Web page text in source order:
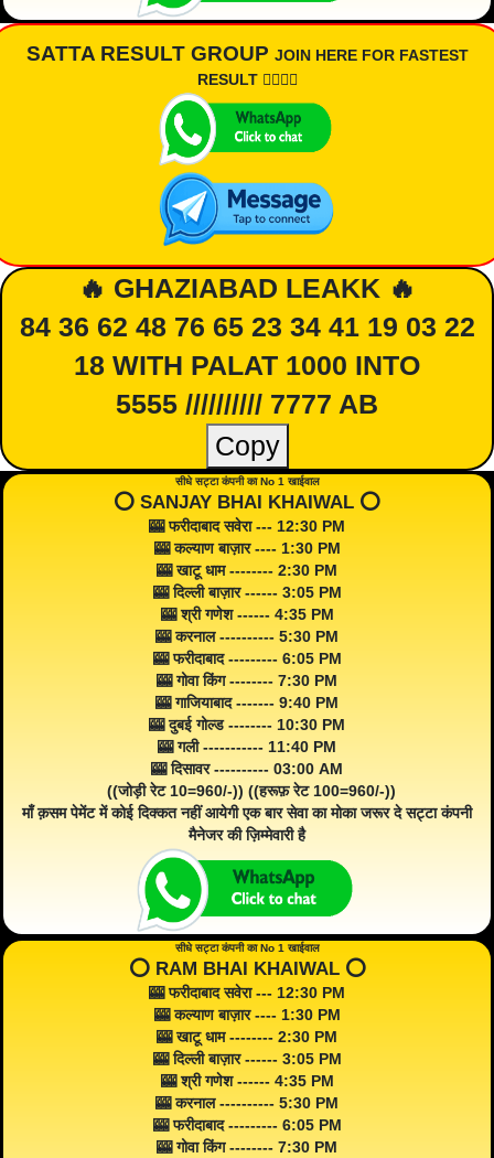
SATTA RESULT GROUP JOIN HERE FOR FASTEST
RESULT 👇🏾👇🏾
🔥 GHAZIABAD LEAKK 🔥
84 36 62 48 76 65 23 34 41 19 03 22
18 WITH PALAT 1000 INTO
5555 ////////// 7777 AB
Copy
सीधे सट्टा कंपनी का No 1 खाईवाल
⭕️ SANJAY BHAI KHAIWAL ⭕️
🎰 फरीदाबाद सवेरा --- 12:30 PM
🎰 कल्याण बाज़ार ---- 1:30 PM
🎰 खाटू धाम -------- 2:30 PM
🎰 दिल्ली बाज़ार ------ 3:05 PM
🎰 श्री गणेश ------ 4:35 PM
🎰 करनाल ---------- 5:30 PM
🎰 फरीदाबाद --------- 6:05 PM
🎰 गोवा किंग -------- 7:30 PM
🎰 गाजियाबाद ------- 9:40 PM
🎰 दुबई गोल्ड -------- 10:30 PM
🎰 गली ----------- 11:40 PM
🎰 दिसावर ---------- 03:00 AM
((जोड़ी रेट 10=960/-)) ((हरूफ़ रेट 100=960/-))
माँ क़सम पेमेंट में कोई दिक्कत नहीं आयेगी एक बार सेवा का मोका जरूर दे सट्टा कंपनी
मैनेजर की ज़िम्मेवारी है
सीधे सट्टा कंपनी का No 1 खाईवाल
⭕️ RAM BHAI KHAIWAL ⭕️
🎰 फरीदाबाद सवेरा --- 12:30 PM
🎰 कल्याण बाज़ार ---- 1:30 PM
🎰 खाटू धाम -------- 2:30 PM
🎰 दिल्ली बाज़ार ------ 3:05 PM
🎰 श्री गणेश ------ 4:35 PM
🎰 करनाल ---------- 5:30 PM
🎰 फरीदाबाद --------- 6:05 PM
🎰 गोवा किंग -------- 7:30 PM